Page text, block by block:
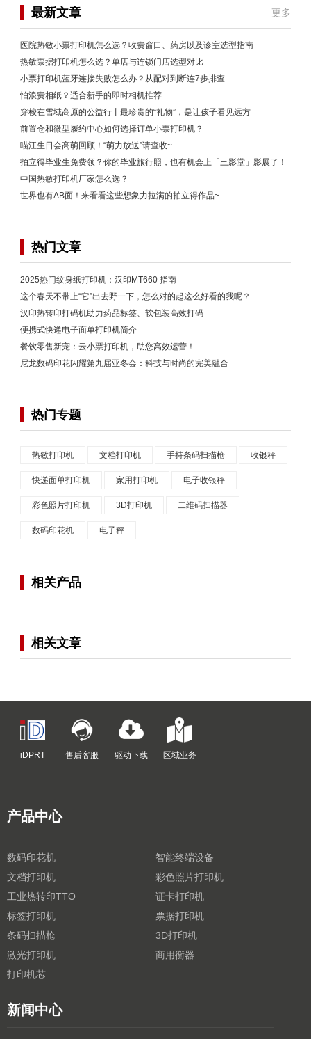
最新文章 更多
医院热敏小票打印机怎么选？收费窗口、药房以及诊室选型指南
热敏票据打印机怎么选？单店与连锁门店选型对比
小票打印机蓝牙连接失败怎么办？从配对到断连7步排查
怕浪费相纸？适合新手的即时相机推荐
穿梭在雪域高原的公益行丨最珍贵的“礼物”，是让孩子看见远方
前置仓和微型履约中心如何选择订单小票打印机？
喵汪生日会高萌回顾！“萌力放送”请查收~
拍立得毕业生免费领？你的毕业旅行照，也有机会上「三影堂」影展了！
中国热敏打印机厂家怎么选？
世界也有AB面！来看看这些想象力拉满的拍立得作品~
热门文章
2025热门纹身纸打印机：汉印MT660 指南
这个春天不带上“它”出去野一下，怎么对的起这么好看的我呢？
汉印热转印打码机助力药品标签、软包装高效打码
便携式快递电子面单打印机简介
餐饮零售新宠：云小票打印机，助您高效运营！
尼龙数码印花闪耀第九届亚冬会：科技与时尚的完美融合
热门专题
热敏打印机 文档打印机 手持条码扫描枪 收银秤
快递面单打印机 家用打印机 电子收银秤
彩色照片打印机 3D打印机 二维码扫描器
数码印花机 电子秤
相关产品
相关文章
iDPRT 售后客服 驱动下载 区域业务
产品中心
数码印花机
智能终端设备
文档打印机
彩色照片打印机
工业热转印TTO
证卡打印机
标签打印机
票据打印机
条码扫描枪
3D打印机
激光打印机
商用衡器
打印机芯
新闻中心